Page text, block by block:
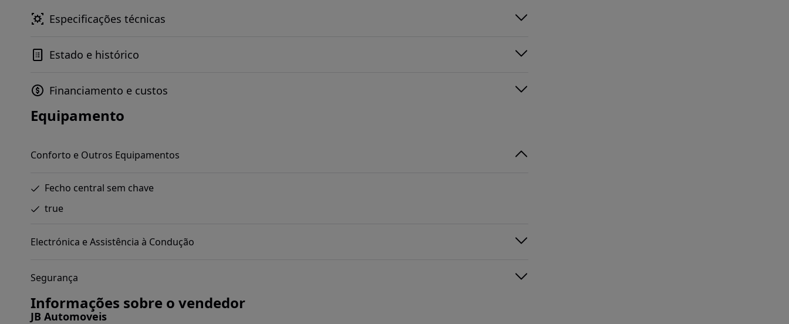
Especificações técnicas
Estado e histórico
Financiamento e custos
Equipamento
Conforto e Outros Equipamentos
Fecho central sem chave
true
Electrónica e Assistência à Condução
Segurança
Informações sobre o vendedor
JB Automoveis